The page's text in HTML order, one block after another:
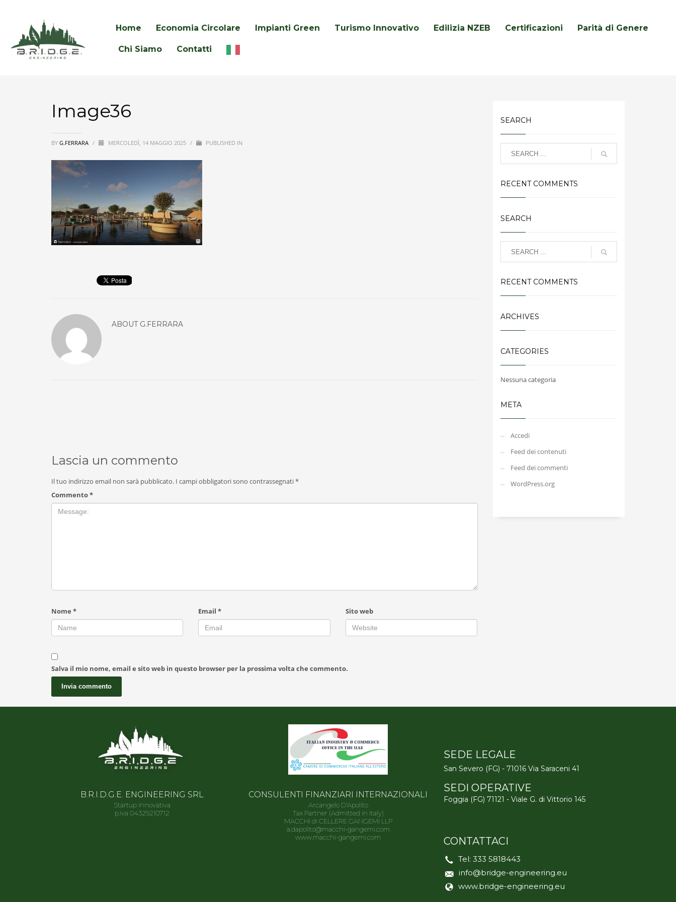
Home Economia Circolare Impianti Green Turismo Innovativo Edilizia NZEB Certificazioni Parità di Genere
Chi Siamo Contatti
Image36
BY G.FERRARA / MERCOLEDÌ, 14 MAGGIO 2025 / PUBLISHED IN
ABOUT G.FERRARA
Lascia un commento
Il tuo indirizzo email non sarà pubblicato. I campi obbligatori sono contrassegnati*
Commento*
Nome * Email* Sito web
Salva il mio nome, email e sito web in questo browser per la prossima volta che commento.
SEARCH
RECENT COMMENTS
SEARCH
RECENT COMMENTS
ARCHIVES
CATEGORIES
Nessuna categoria
META
Accedi
Feed dei contenuti
Feed dei commenti
WordPress.org
B.R.I.D.G.E. ENGINEERING SRL
Startup Innovativa
p.iva 04329210712
CONSULENTI FINANZIARI INTERNAZIONALI
Arcangelo D'Apolito
Tax Partner (Admitted in Italy)
MACCHI di CELLERE GANGEMI LLP
a.dapolito@macchi-gangemi.com
www.macchi-gangemi.com
SEDE LEGALE
San Severo (FG) - 71016 Via Saraceni 41
SEDI OPERATIVE
Foggia (FG) 71121 - Viale G. di Vittorio 145
CONTATTACI
Tel: 333 5818443
info@bridge-engineering.eu
www.bridge-engineering.eu